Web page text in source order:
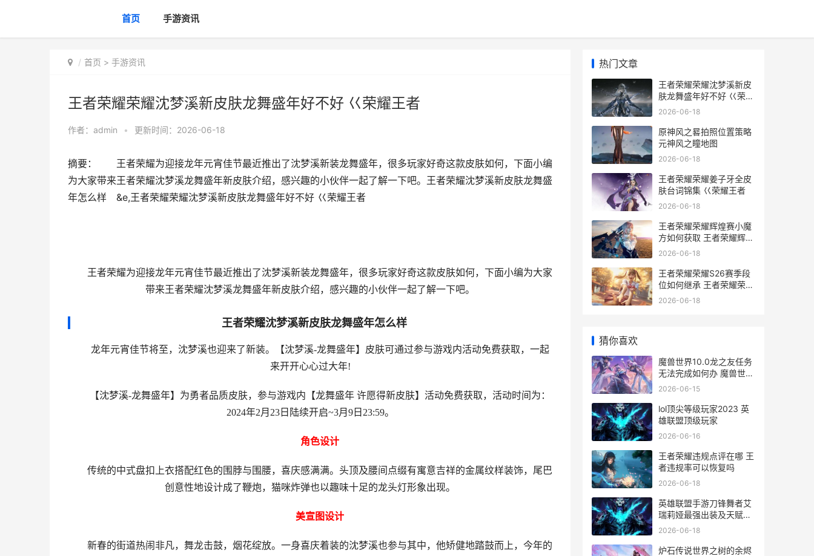
首页 手游资讯
首页 > 手游资讯
王者荣耀荣耀沈梦溪新皮肤龙舞盛年好不好 巜荣耀王者
作者： admin • 更新时间：2026-06-18
摘要： 王者荣耀为迎接龙年元宵佳节最近推出了沈梦溪新装龙舞盛年，很多玩家好奇这款皮肤如何，下面小编
为大家带来王者荣耀沈梦溪龙舞盛年新皮肤介绍，感兴趣的小伙伴一起了解一下吧。王者荣耀沈梦溪新皮肤龙舞盛
年怎么样 &e,王者荣耀荣耀沈梦溪新皮肤龙舞盛年好不好 巜荣耀王者
王者荣耀为迎接龙年元宵佳节最近推出了沈梦溪新装龙舞盛年，很多玩家好奇这款皮肤如何，下面小编为大家
带来王者荣耀沈梦溪龙舞盛年新皮肤介绍，感兴趣的小伙伴一起了解一下吧。
王者荣耀沈梦溪新皮肤龙舞盛年怎么样
龙年元宵佳节将至，沈梦溪也迎来了新装。【沈梦溪-龙舞盛年】皮肤可通过参与游戏内活动免费获取，一起
来开开心心过大年!
【沈梦溪-龙舞盛年】为勇者品质皮肤，参与游戏内【龙舞盛年 许愿得新皮肤】活动免费获取，活动时间为：
2024年2月23日陆续开启~3月9日23:59。
角色设计
传统的中式盘扣上衣搭配红色的围脖与围腰，喜庆感满满。头顶及腰间点缀有寓意吉祥的金属纹样装饰，尾巴
创意性地设计成了鞭炮，猫咪炸弹也以趣味十足的龙头灯形象出现。
美宣图设计
新春的街道热闹非凡，舞龙击鼓，烟花绽放。一身喜庆着装的沈梦溪也参与其中，他矫健地踏鼓而上，今年的
热门文章
王者荣耀荣耀沈梦溪新皮
肤龙舞盛年好不好 巜荣耀
王者
2026-06-18
原神风之晷拍照位置策略
元神风之瞳地图
2026-06-18
王者荣耀荣耀姜子牙全皮
肤台词锦集 巜荣耀王者
2026-06-18
王者荣耀荣耀辉煌赛小魔
方如何获取 王者荣耀辉月
图片
2026-06-18
王者荣耀荣耀S26赛季段
位如何继承 王者荣耀荣耀
战区怎么修改别的地区
2026-06-18
猜你喜欢
魔兽世界10.0龙之友任务
无法完成如何办 魔兽世界
10.0龙坐骑
2026-06-15
lol顶尖等级玩家2023 英
雄联盟顶级玩家
2026-06-16
王者荣耀违规点评在哪 王
者违规率可以恢复吗
2026-06-18
英雄联盟手游刀锋舞者艾
瑞莉娅最强出装及天赋选
择建议
2026-06-18
炉石传说世界之树的余烬